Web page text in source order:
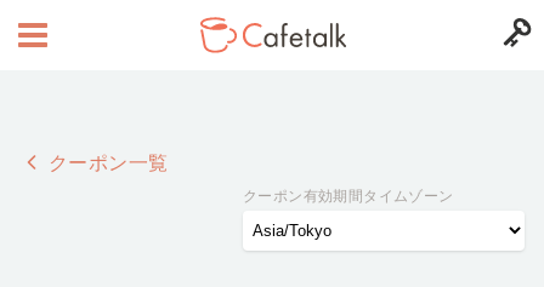
クーポン一覧
クーポン有効期間タイムゾーン